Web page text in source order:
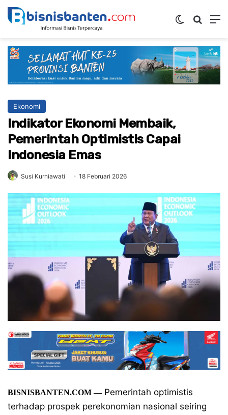
Switch skin
Ekonomi
Indikator Ekonomi Membaik,
Pemerintah Optimistis Capai
Indonesia Emas
Susi Kurniawati 18 Februari 2026
BISNISBANTEN.COM—Pemerintah optimistis
terhadap prospek perekonomian nasional seiring